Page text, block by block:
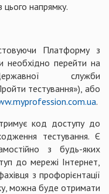
цього напрямку.
Платформу з
необхідно перейти на
служби
тестування»), або
.
код доступу до
тестування. Є
з будь-яких
до мережі Інтернет,
з профорієнтації
можна буде отримати